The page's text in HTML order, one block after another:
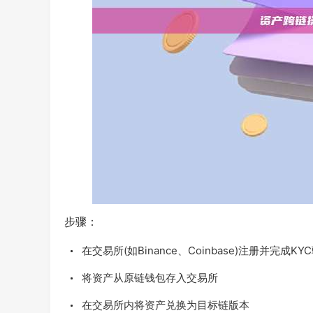
步骤：
在交易所(如Binance、Coinbase)注册并完成
将资产从原链钱包存入交易所
在交易所内将资产兑换为目标链版本